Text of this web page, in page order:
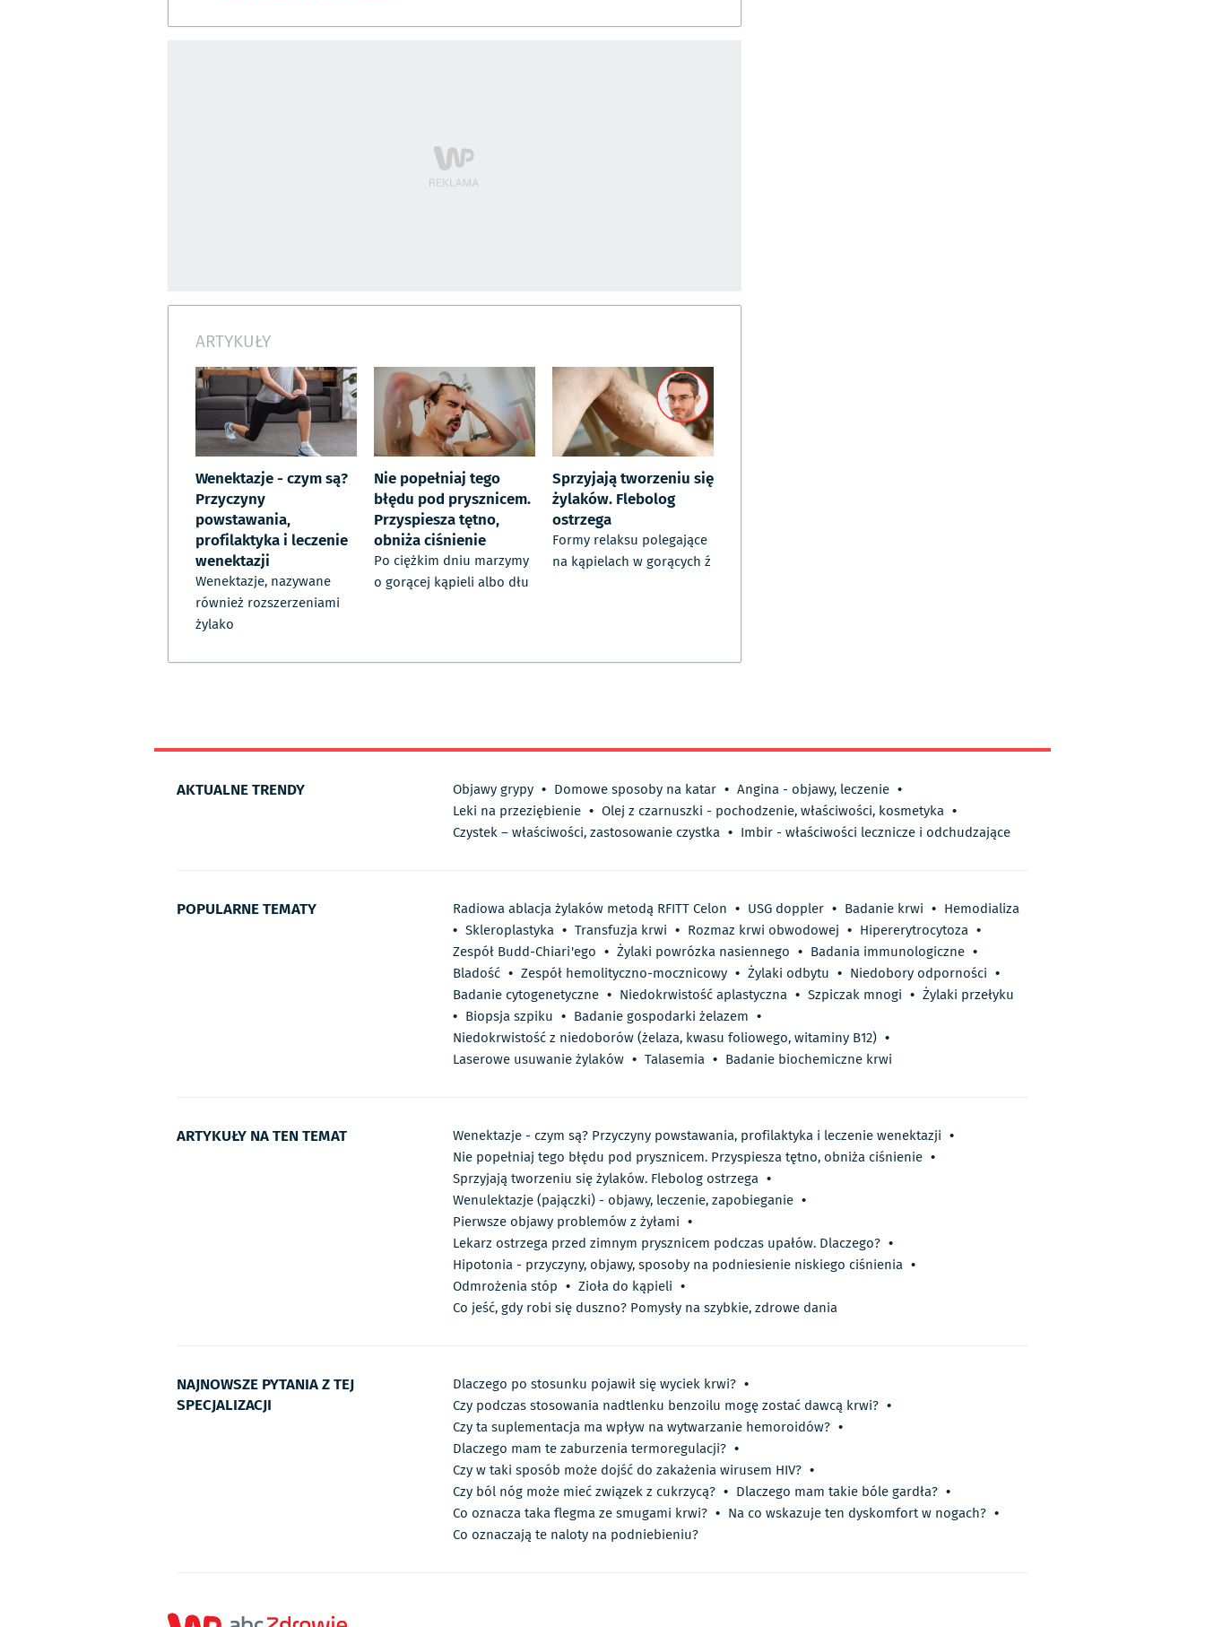
ARTYKUŁY
Wenektazje - czym są?
Przyczyny
powstawania,
profilaktyka i leczenie
wenektazji
Wenektazje, nazywane
również rozszerzeniami
żylako
Nie popełniaj tego
błędu pod prysznicem.
Przyspiesza tętno,
obniża ciśnienie
Po ciężkim dniu marzymy
o gorącej kąpieli albo dłu
Sprzyjają tworzeniu się
żylaków. Flebolog
ostrzega
Formy relaksu polegające
na kąpielach w gorących ź
AKTUALNE TRENDY Objawy grypy • Domowe sposoby na katar • Angina - objawy, leczenie •
Leki na przeziębienie • Olej z czarnuszki - pochodzenie, właściwości, kosmetyka •
Czystek – właściwości, zastosowanie czystka • Imbir - właściwości lecznicze i odchudzające
POPULARNE TEMATY Radiowa ablacja żylaków metodą RFITT Celon • USG doppler • Badanie krwi • Hemodializa
• Skleroplastyka • Transfuzja krwi • Rozmaz krwi obwodowej • Hipererytrocytoza •
Zespół Budd-Chiari'ego • Żylaki powrózka nasiennego • Badania immunologiczne •
Bladość • Zespół hemolityczno-mocznicowy • Żylaki odbytu • Niedobory odporności •
Badanie cytogenetyczne • Niedokrwistość aplastyczna • Szpiczak mnogi • Żylaki przełyku
• Biopsja szpiku • Badanie gospodarki żelazem •
Niedokrwistość z niedoborów (żelaza, kwasu foliowego, witaminy B12) •
Laserowe usuwanie żylaków • Talasemia • Badanie biochemiczne krwi
ARTYKUŁY NA TEN TEMAT Wenektazje - czym są? Przyczyny powstawania, profilaktyka i leczenie wenektazji •
Nie popełniaj tego błędu pod prysznicem. Przyspiesza tętno, obniża ciśnienie •
Sprzyjają tworzeniu się żylaków. Flebolog ostrzega •
Wenulektazje (pajączki) - objawy, leczenie, zapobieganie •
Pierwsze objawy problemów z żyłami •
Lekarz ostrzega przed zimnym prysznicem podczas upałów. Dlaczego? •
Hipotonia - przyczyny, objawy, sposoby na podniesienie niskiego ciśnienia •
Odmrożenia stóp • Zioła do kąpieli •
Co jeść, gdy robi się duszno? Pomysły na szybkie, zdrowe dania
NAJNOWSZE PYTANIA Z TEJ
SPECJALIZACJI
Dlaczego po stosunku pojawił się wyciek krwi? •
Czy podczas stosowania nadtlenku benzoilu mogę zostać dawcą krwi? •
Czy ta suplementacja ma wpływ na wytwarzanie hemoroidów? •
Dlaczego mam te zaburzenia termoregulacji? •
Czy w taki sposób może dojść do zakażenia wirusem HIV? •
Czy ból nóg może mieć związek z cukrzycą? • Dlaczego mam takie bóle gardła? •
Co oznacza taka flegma ze smugami krwi? • Na co wskazuje ten dyskomfort w nogach? •
Co oznaczają te naloty na podniebieniu?